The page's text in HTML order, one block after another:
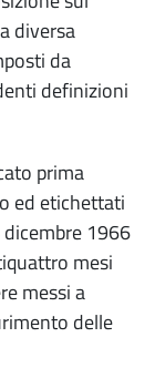
diversa
da
definizioni
prima
ed etichettati
1966
mesi
messi a
delle